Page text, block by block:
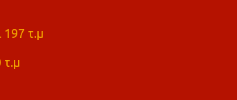
197 τ.μ
τ.μ